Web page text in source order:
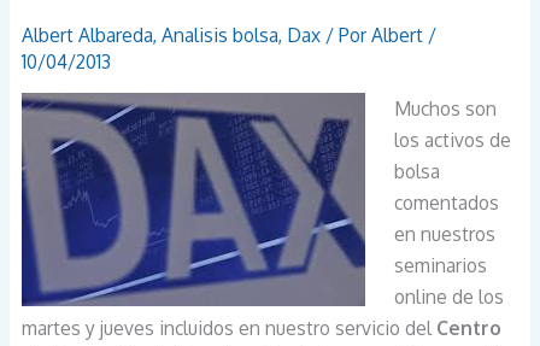
Albert Albareda,Analisis bolsa, Dax / PorAlbert /
10/04/2013
Muchos son
los activos de
bolsa
comentados
en nuestros
seminarios
online de los
martes y jueves incluidos en nuestro servicio del Centro